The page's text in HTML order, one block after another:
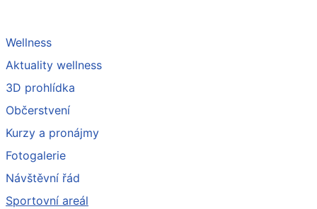
Wellness
Aktuality wellness
3D prohlídka
Občerstvení
Kurzy a pronájmy
Fotogalerie
Návštěvní řád
Sportovní areál